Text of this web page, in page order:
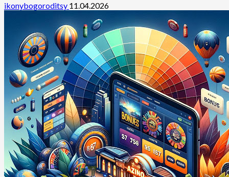
ikonybogoroditsy 11.04.2026